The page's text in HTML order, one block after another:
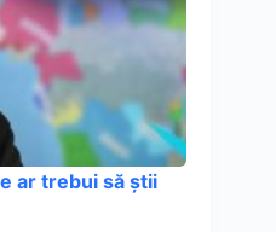
ar trebui să știi